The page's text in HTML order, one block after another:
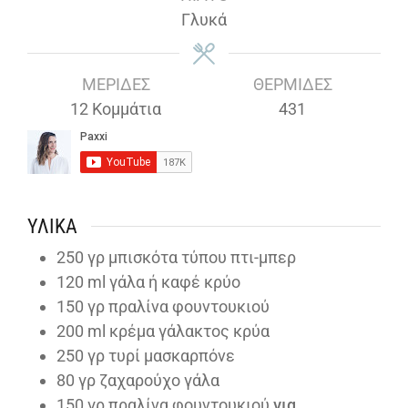
Γλυκά
ΜΕΡΊΔΕΣ
12 Κομμάτια
ΘΕΡΜΊΔΕΣ
431
ΥΛΙΚΆ
250 γρ μπισκότα τύπου πτι-μπερ
120 ml γάλα ή καφέ κρύο
150 γρ πραλίνα φουντουκιού
200 ml κρέμα γάλακτος κρύα
250 γρ τυρί μασκαρπόνε
80 γρ ζαχαρούχο γάλα